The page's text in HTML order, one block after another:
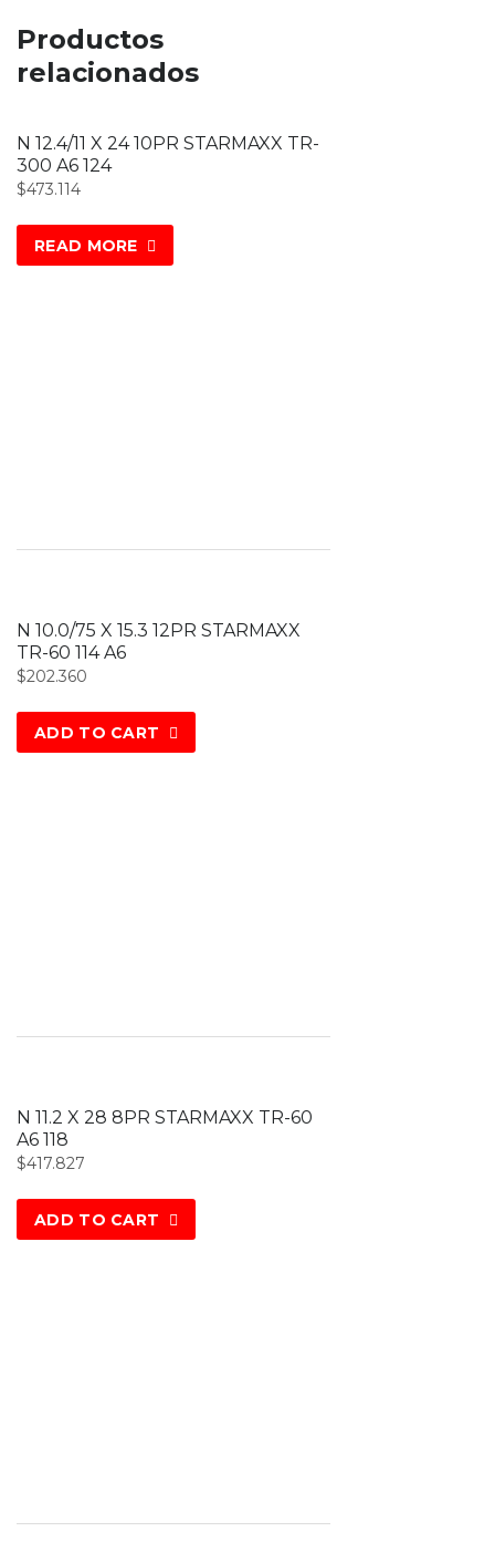
Productos
relacionados
N 12.4/11 X 24 10PR STARMAXX TR-
300 A6 124
$473.114
READ MORE
N 10.0/75 X 15.3 12PR STARMAXX
TR-60 114 A6
$202.360
ADD TO CART
N 11.2 X 28 8PR STARMAXX TR-60
A6 118
$417.827
ADD TO CART